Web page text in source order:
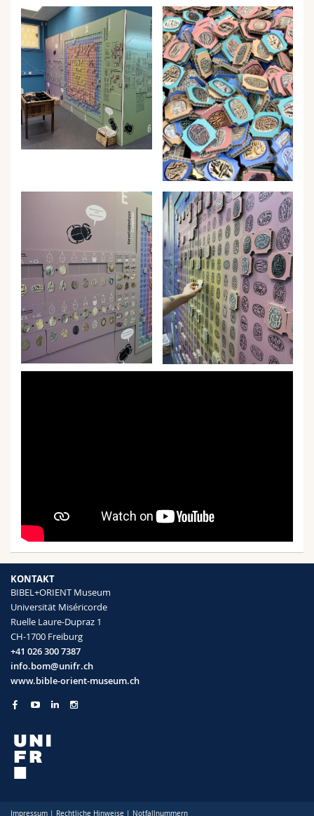
KONTAKT
BIBEL+ORIENT Museum
Universität Miséricorde
Ruelle Laure-Dupraz 1
CH-1700 Freiburg
+41 026 300 7387
info.bom@unifr.ch
www.bible-orient-museum.ch
Impressum Rechtliche Hinweise Notfallnummern